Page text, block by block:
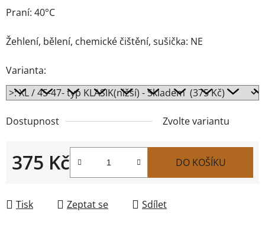
Praní: 40°C
Žehlení, bělení, chemické čištění, sušička: NE
Varianta:
Dostupnost Zvolte variantu
375 Kč DO KOŠÍKU
Tisk Zeptat se Sdílet